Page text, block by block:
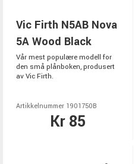
Vic Firth N5AB Nova
5A Wood Black
Vår mest populære modell for
den små plånboken, produsert
av Vic Firth.
Artikkelnummer 1901750B
Kr 85